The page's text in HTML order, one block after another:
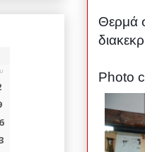
Θερμά
Photo